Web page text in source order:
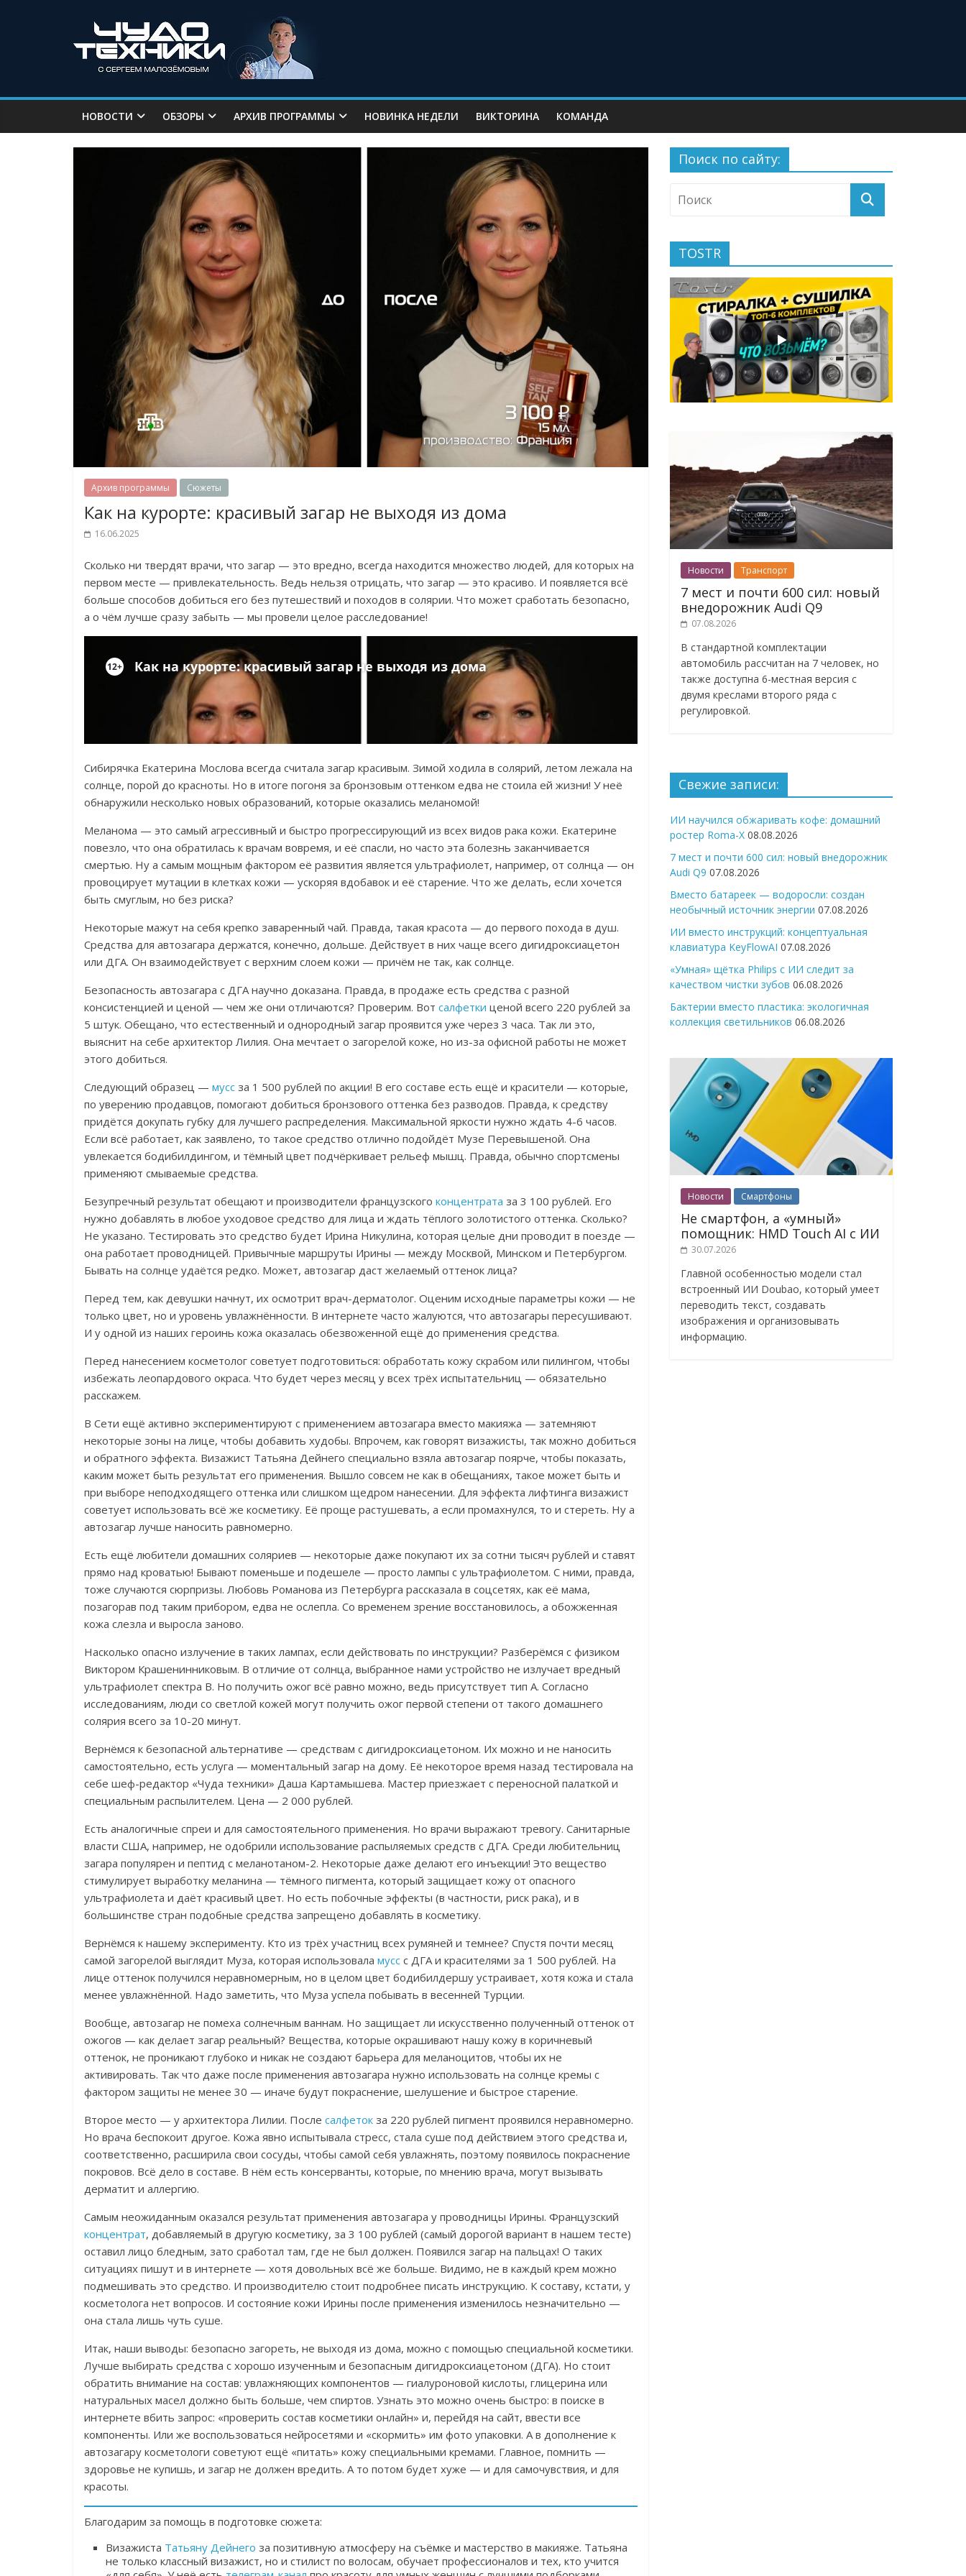
НОВОСТИ ОБЗОРЫ АРХИВ ПРОГРАММЫ НОВИНКА НЕДЕЛИ ВИКТОРИНА КОМАНДА
Архив программы Сюжеты
Как на курорте: красивый загар не выходя из дома
16.06.2025
Сколько ни твердят врачи, что загар — это вредно, всегда находится множество людей, для которых на
первом месте — привлекательность. Ведь нельзя отрицать, что загар — это красиво. И появляется всё
больше способов добиться его без путешествий и походов в солярии. Что может сработать безопасно,
а о чём лучше сразу забыть — мы провели целое расследование!
Сибирячка Екатерина Мослова всегда считала загар красивым. Зимой ходила в солярий, летом лежала на
солнце, порой до красноты. Но в итоге погоня за бронзовым оттенком едва не стоила ей жизни! У неё
обнаружили несколько новых образований, которые оказались меланомой!
Меланома — это самый агрессивный и быстро прогрессирующий из всех видов рака кожи. Екатерине
повезло, что она обратилась к врачам вовремя, и её спасли, но часто эта болезнь заканчивается
смертью. Ну а самым мощным фактором её развития является ультрафиолет, например, от солнца — он
провоцирует мутации в клетках кожи — ускоряя вдобавок и её старение. Что же делать, если хочется
быть смуглым, но без риска?
Некоторые мажут на себя крепко заваренный чай. Правда, такая красота — до первого похода в душ.
Средства для автозагара держатся, конечно, дольше. Действует в них чаще всего дигидроксиацетон
или ДГА. Он взаимодействует с верхним слоем кожи — причём не так, как солнце.
Безопасность автозагара с ДГА научно доказана. Правда, в продаже есть средства с разной
консистенцией и ценой — чем же они отличаются? Проверим. Вот салфетки ценой всего 220 рублей за
5 штук. Обещано, что естественный и однородный загар проявится уже через 3 часа. Так ли это,
выяснит на себе архитектор Лилия. Она мечтает о загорелой коже, но из-за офисной работы не может
этого добиться.
Следующий образец — мусс за 1 500 рублей по акции! В его составе есть ещё и красители — которые,
по уверению продавцов, помогают добиться бронзового оттенка без разводов. Правда, к средству
придётся докупать губку для лучшего распределения. Максимальной яркости нужно ждать 4-6 часов.
Если всё работает, как заявлено, то такое средство отлично подойдёт Музе Перевышеной. Она
увлекается бодибилдингом, и тёмный цвет подчёркивает рельеф мышц. Правда, обычно спортсмены
применяют смываемые средства.
Безупречный результат обещают и производители французского концентрата за 3 100 рублей. Его
нужно добавлять в любое уходовое средство для лица и ждать тёплого золотистого оттенка. Сколько?
Не указано. Тестировать это средство будет Ирина Никулина, которая целые дни проводит в поезде —
она работает проводницей. Привычные маршруты Ирины — между Москвой, Минском и Петербургом.
Бывать на солнце удаётся редко. Может, автозагар даст желаемый оттенок лица?
Перед тем, как девушки начнут, их осмотрит врач-дерматолог. Оценим исходные параметры кожи — не
только цвет, но и уровень увлажнённости. В интернете часто жалуются, что автозагары пересушивают.
И у одной из наших героинь кожа оказалась обезвоженной ещё до применения средства.
Перед нанесением косметолог советует подготовиться: обработать кожу скрабом или пилингом, чтобы
избежать леопардового окраса. Что будет через месяц у всех трёх испытательниц — обязательно
расскажем.
В Сети ещё активно экспериментируют с применением автозагара вместо макияжа — затемняют
некоторые зоны на лице, чтобы добавить худобы. Впрочем, как говорят визажисты, так можно добиться
и обратного эффекта. Визажист Татьяна Дейнего специально взяла автозагар поярче, чтобы показать,
каким может быть результат его применения. Вышло совсем не как в обещаниях, такое может быть и
при выборе неподходящего оттенка или слишком щедром нанесении. Для эффекта лифтинга визажист
советует использовать всё же косметику. Её проще растушевать, а если промахнулся, то и стереть. Ну а
автозагар лучше наносить равномерно.
Есть ещё любители домашних соляриев — некоторые даже покупают их за сотни тысяч рублей и ставят
прямо над кроватью! Бывают поменьше и подешеле — просто лампы с ультрафиолетом. С ними, правда,
тоже случаются сюрпризы. Любовь Романова из Петербурга рассказала в соцсетях, как её мама,
позагорав под таким прибором, едва не ослепла. Со временем зрение восстановилось, а обожженная
кожа слезла и выросла заново.
Насколько опасно излучение в таких лампах, если действовать по инструкции? Разберёмся с физиком
Виктором Крашенинниковым. В отличие от солнца, выбранное нами устройство не излучает вредный
ультрафиолет спектра В. Но получить ожог всё равно можно, ведь присутствует тип А. Согласно
исследованиям, люди со светлой кожей могут получить ожог первой степени от такого домашнего
солярия всего за 10-20 минут.
Вернёмся к безопасной альтернативе — средствам с дигидроксиацетоном. Их можно и не наносить
самостоятельно, есть услуга — моментальный загар на дому. Её некоторое время назад тестировала на
себе шеф-редактор «Чуда техники» Даша Картамышева. Мастер приезжает с переносной палаткой и
специальным распылителем. Цена — 2 000 рублей.
Есть аналогичные спреи и для самостоятельного применения. Но врачи выражают тревогу. Санитарные
власти США, например, не одобрили использование распыляемых средств с ДГА. Среди любительниц
загара популярен и пептид с меланотаном-2. Некоторые даже делают его инъекции! Это вещество
стимулирует выработку меланина — тёмного пигмента, который защищает кожу от опасного
ультрафиолета и даёт красивый цвет. Но есть побочные эффекты (в частности, риск рака), и в
большинстве стран подобные средства запрещено добавлять в косметику.
Вернёмся к нашему эксперименту. Кто из трёх участниц всех румяней и темнее? Спустя почти месяц
самой загорелой выглядит Муза, которая использовала мусс с ДГА и красителями за 1 500 рублей. На
лице оттенок получился неравномерным, но в целом цвет бодибилдершу устраивает, хотя кожа и стала
менее увлажнённой. Надо заметить, что Муза успела побывать в весенней Турции.
Вообще, автозагар не помеха солнечным ваннам. Но защищает ли искусственно полученный оттенок от
ожогов — как делает загар реальный? Вещества, которые окрашивают нашу кожу в коричневый
оттенок, не проникают глубоко и никак не создают барьера для меланоцитов, чтобы их не
активировать. Так что даже после применения автозагара нужно использовать на солнце кремы с
фактором защиты не менее 30 — иначе будут покраснение, шелушение и быстрое старение.
Второе место — у архитектора Лилии. После салфеток за 220 рублей пигмент проявился неравномерно.
Но врача беспокоит другое. Кожа явно испытывала стресс, стала суше под действием этого средства и,
соответственно, расширила свои сосуды, чтобы самой себя увлажнять, поэтому появилось покраснение
покровов. Всё дело в составе. В нём есть консерванты, которые, по мнению врача, могут вызывать
дерматит и аллергию.
Самым неожиданным оказался результат применения автозагара у проводницы Ирины. Французский
концентрат, добавляемый в другую косметику, за 3 100 рублей (самый дорогой вариант в нашем тесте)
оставил лицо бледным, зато сработал там, где не был должен. Появился загар на пальцах! О таких
ситуациях пишут и в интернете — хотя довольных всё же больше. Видимо, не в каждый крем можно
подмешивать это средство. И производителю стоит подробнее писать инструкцию. К составу, кстати, у
косметолога нет вопросов. И состояние кожи Ирины после применения изменилось незначительно —
она стала лишь чуть суше.
Итак, наши выводы: безопасно загореть, не выходя из дома, можно с помощью специальной косметики.
Лучше выбирать средства с хорошо изученным и безопасным дигидроксиацетоном (ДГА). Но стоит
обратить внимание на состав: увлажняющих компонентов — гиалуроновой кислоты, глицерина или
натуральных масел должно быть больше, чем спиртов. Узнать это можно очень быстро: в поиске в
интернете вбить запрос: «проверить состав косметики онлайн» и, перейдя на сайт, ввести все
компоненты. Или же воспользоваться нейросетями и «скормить» им фото упаковки. А в дополнение к
автозагару косметологи советуют ещё «питать» кожу специальными кремами. Главное, помнить —
здоровье не купишь, и загар не должен вредить. А то потом будет хуже — и для самочувствия, и для
красоты.
Благодарим за помощь в подготовке сюжета:
Визажиста Татьяну Дейнего за позитивную атмосферу на съёмке и мастерство в макияже. Татьяна
не только классный визажист, но и стилист по волосам, обучает профессионалов и тех, кто учится
Поиск по сайту:
TOSTR
Новости Транспорт
7 мест и почти 600 сил: новый
внедорожник Audi Q9
07.08.2026
В стандартной комплектации
автомобиль рассчитан на 7 человек, но
также доступна 6-местная версия с
двумя креслами второго ряда с
регулировкой.
Свежие записи:
ИИ научился обжаривать кофе: домашний
ростер Roma-X 08.08.2026
7 мест и почти 600 сил: новый внедорожник
Audi Q9 07.08.2026
Вместо батареек — водоросли: создан
необычный источник энергии 07.08.2026
ИИ вместо инструкций: концептуальная
клавиатура KeyFlowAI 07.08.2026
«Умная» щётка Philips с ИИ следит за
качеством чистки зубов 06.08.2026
Бактерии вместо пластика: экологичная
коллекция светильников 06.08.2026
Новости Смартфоны
Не смартфон, а «умный»
помощник: HMD Touch AI с ИИ
30.07.2026
Главной особенностью модели стал
встроенный ИИ Doubao, который умеет
переводить текст, создавать
изображения и организовывать
информацию.